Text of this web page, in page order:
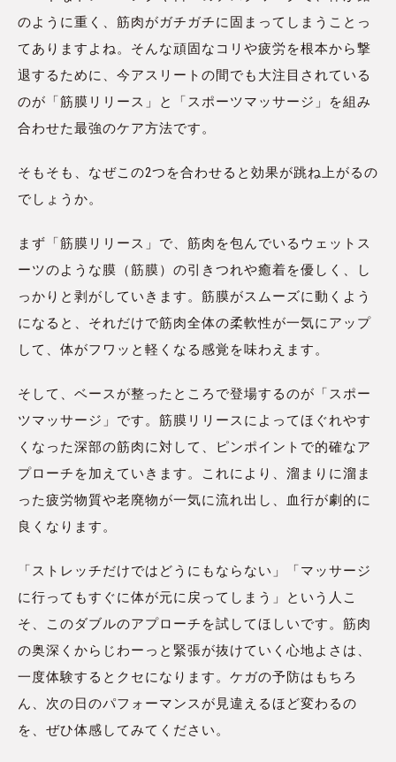
のように重く、筋肉がガチガチに固まってしまうことっ
てありますよね。そんな頑固なコリや疲労を根本から撃
退するために、今アスリートの間でも大注目されている
のが「筋膜リリース」と「スポーツマッサージ」を組み
合わせた最強のケア方法です。
そもそも、なぜこの2つを合わせると効果が跳ね上がるの
でしょうか。
まず「筋膜リリース」で、筋肉を包んでいるウェットス
ーツのような膜（筋膜）の引きつれや癒着を優しく、し
っかりと剥がしていきます。筋膜がスムーズに動くよう
になると、それだけで筋肉全体の柔軟性が一気にアップ
して、体がフワッと軽くなる感覚を味わえます。
そして、ベースが整ったところで登場するのが「スポー
ツマッサージ」です。筋膜リリースによってほぐれやす
くなった深部の筋肉に対して、ピンポイントで的確なア
プローチを加えていきます。これにより、溜まりに溜ま
った疲労物質や老廃物が一気に流れ出し、血行が劇的に
良くなります。
「ストレッチだけではどうにもならない」「マッサージ
に行ってもすぐに体が元に戻ってしまう」という人こ
そ、このダブルのアプローチを試してほしいです。筋肉
の奥深くからじわーっと緊張が抜けていく心地よさは、
一度体験するとクセになります。ケガの予防はもちろ
ん、次の日のパフォーマンスが見違えるほど変わるの
を、ぜひ体感してみてください。